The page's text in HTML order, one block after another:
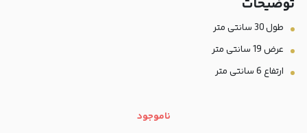
توضيحات
طول 30 سانتی متر
عرض 19 سانتی متر
ارتفاع 6 سانتی متر
ناموجود